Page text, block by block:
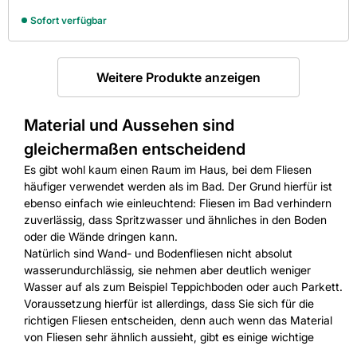
Sofort verfügbar
Weitere Produkte anzeigen
Material und Aussehen sind
gleichermaßen entscheidend
Es gibt wohl kaum einen Raum im Haus, bei dem Fliesen
häufiger verwendet werden als im Bad. Der Grund hierfür ist
ebenso einfach wie einleuchtend: Fliesen im Bad verhindern
zuverlässig, dass Spritzwasser und ähnliches in den Boden
oder die Wände dringen kann.
Natürlich sind Wand- und Bodenfliesen nicht absolut
wasserundurchlässig, sie nehmen aber deutlich weniger
Wasser auf als zum Beispiel Teppichboden oder auch Parkett.
Voraussetzung hierfür ist allerdings, dass Sie sich für die
richtigen Fliesen entscheiden, denn auch wenn das Material
von Fliesen sehr ähnlich aussieht, gibt es einige wichtige